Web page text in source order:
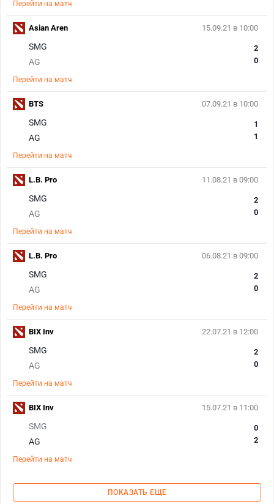
Перейти на матч
15.09.21 в 10:00
SMG
AG
2
0
Перейти на матч
Asian Aren
07.09.21 в 10:00
SMG
AG
1
1
Перейти на матч
BTS
11.08.21 в 09:00
SMG
AG
2
0
Перейти на матч
L.B. Pro
06.08.21 в 09:00
SMG
AG
2
0
Перейти на матч
L.B. Pro
22.07.21 в 12:00
SMG
AG
2
0
Перейти на матч
BIX Inv
15.07.21 в 11:00
SMG
AG
0
2
Перейти на матч
BIX Inv
ПОКАЗАТЬ ЕЩЕ